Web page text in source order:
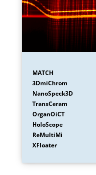
MATCH
3DmiChrom
NanoSpeck3D
TransCeram
OrganOiCT
HoloScope
ReMultiMi
XFloater